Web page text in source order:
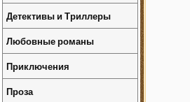
Детективы и Триллеры
Любовные романы
Приключения
Проза